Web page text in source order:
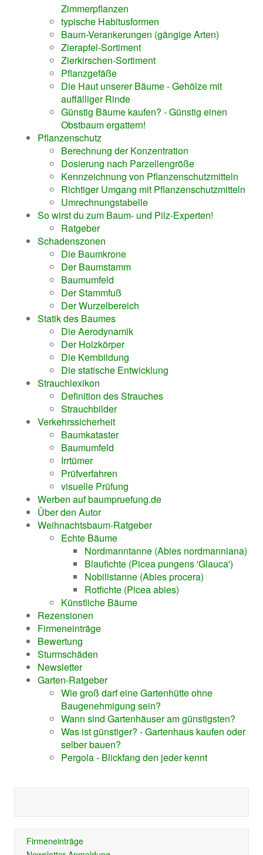
Zimmerpflanzen
typische Habitusformen
Baum-Verankerungen (gängige Arten)
Zierapfel-Sortiment
Zierkirschen-Sortiment
Pflanzgefäße
Die Haut unserer Bäume - Gehölze mit
auffälliger Rinde
Günstig Bäume kaufen? - Günstig einen
Obstbaum ergattern!
Pflanzenschutz
Berechnung der Konzentration
Dosierung nach Parzellengröße
Kennzeichnung von Pflanzenschutzmitteln
Richtiger Umgang mit Pflanzenschutzmitteln
Umrechnungstabelle
So wirst du zum Baum- und Pilz-Experten!
Ratgeber
Schadenszonen
Die Baumkrone
Der Baumstamm
Baumumfeld
Der Stammfuß
Der Wurzelbereich
Statik des Baumes
Die Aerodynamik
Der Holzkörper
Die Kernbildung
Die statische Entwicklung
Strauchlexikon
Definition des Strauches
Strauchbilder
Verkehrssicherheit
Baumkataster
Baumumfeld
Irrtümer
Prüfverfahren
visuelle Prüfung
Werben auf baumpruefung.de
Über den Autor
Weihnachtsbaum-Ratgeber
Echte Bäume
Nordmanntanne (Abies nordmanniana)
Blaufichte (Picea pungens 'Glauca')
Nobilistanne (Abies procera)
Rotfichte (Picea abies)
Künstliche Bäume
Rezensionen
Firmeneinträge
Bewertung
Sturmschäden
Newsletter
Garten-Ratgeber
Wie groß darf eine Gartenhütte ohne
Baugenehmigung sein?
Wann sind Gartenhäuser am günstigsten?
Was ist günstiger? - Gartenhaus kaufen oder
selber bauen?
Pergola - Blickfang den jeder kennt
Firmeneinträge